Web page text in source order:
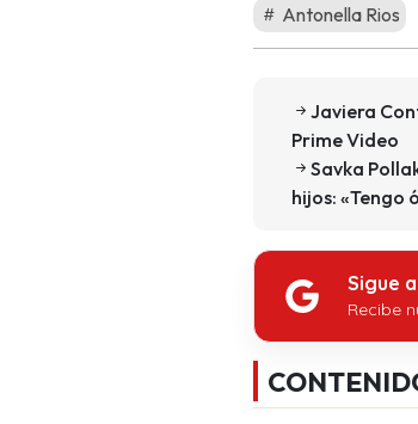
Antonella Rios
Javiera
Prime Video
Savka
hijos: «Tengo
Sigue
Recibe